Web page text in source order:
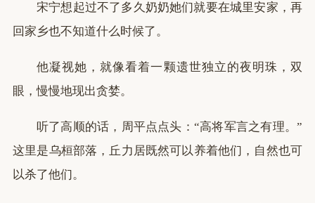
宋宁想起过不了多久奶奶她们就要在城里安家，再
回家乡也不知道什么时候了。
他凝视她，就像看着一颗遗世独立的夜明珠，双
眼，慢慢地现出贪婪。
听了高顺的话，周平点点头：“高将军言之有理。”
这里是乌桓部落，丘力居既然可以养着他们，自然也可
以杀了他们。